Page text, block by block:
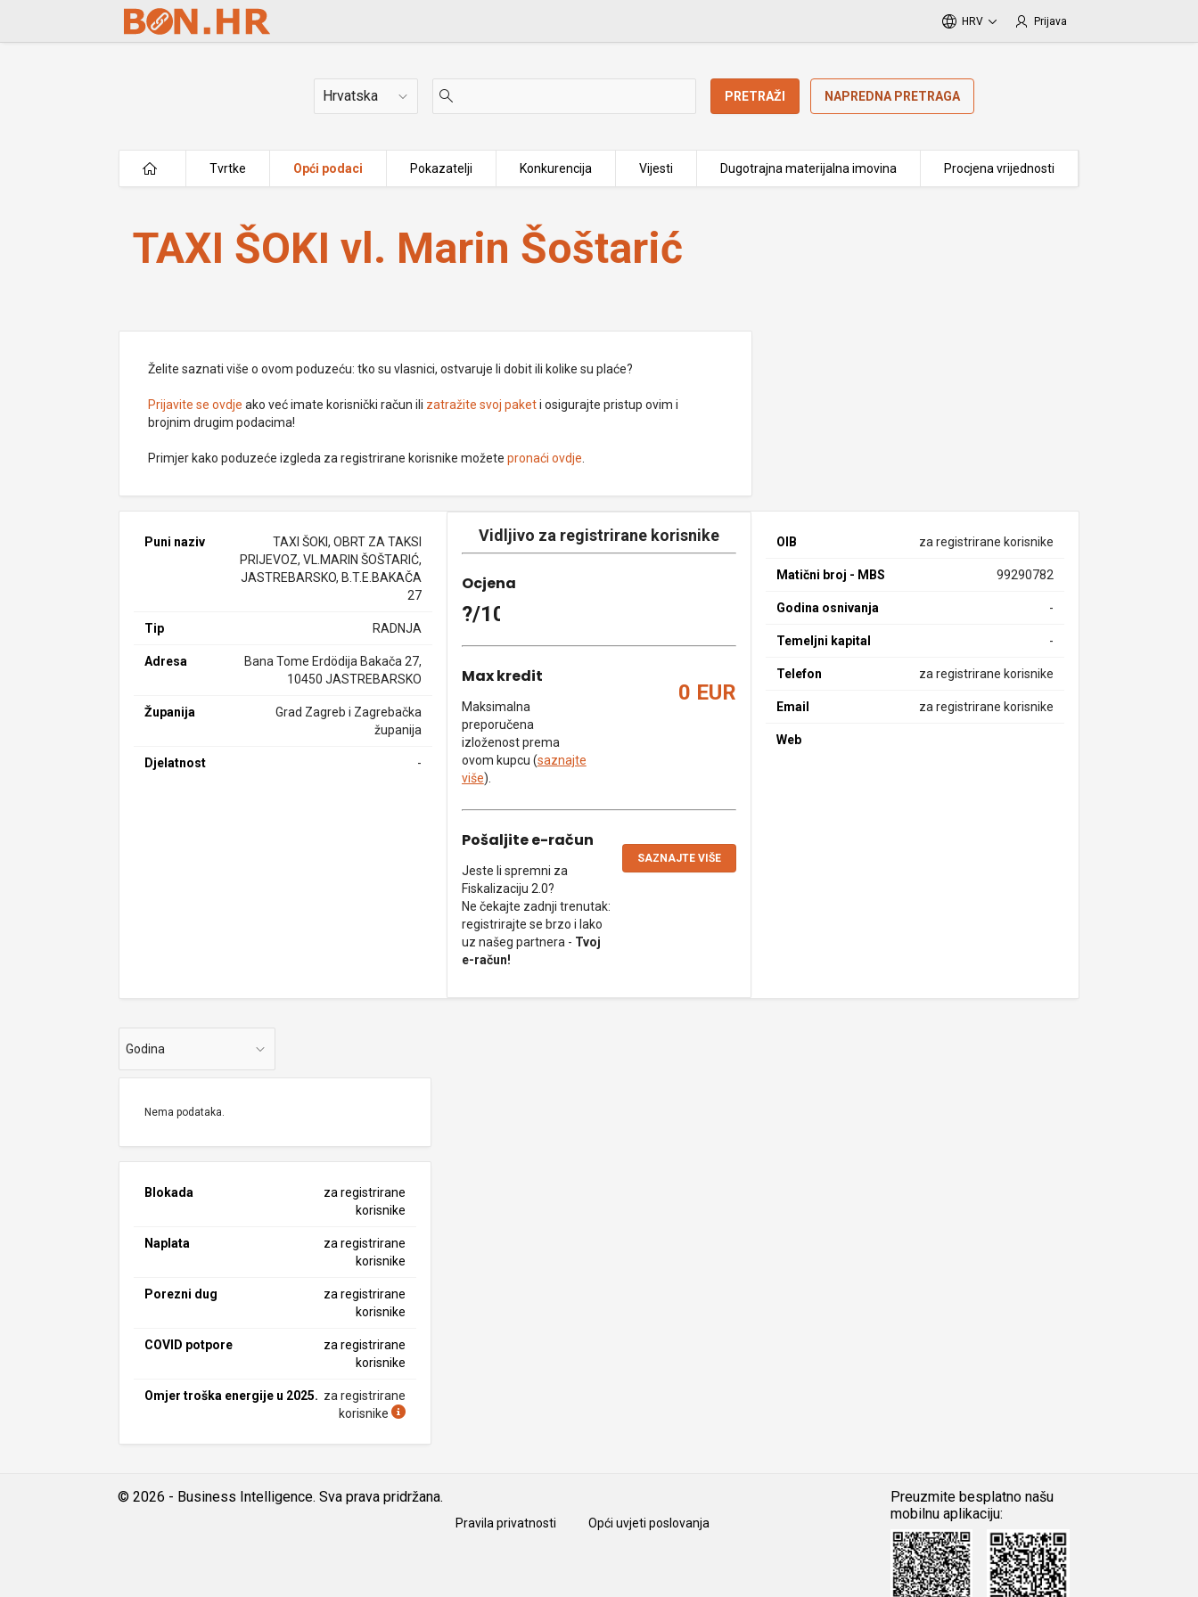
Skip to Main Content
HRV Prijava
Država PRETRAŽI NAPREDNA PRETRAGA
Tvrtke Opći podaci Pokazatelji Konkurencija Vijesti Dugotrajna materijalna imovina Procjena vrijednosti
TAXI ŠOKI vl. Marin Šoštarić
TAXI ŠOKI vl. Marin Šoštarić
Želite saznati više o ovom poduzeću: tko su vlasnici, ostvaruje li dobit ili kolike su plaće?
Prijavite se ovdje ako već imate korisnički račun ili zatražite svoj paketi osigurajte pristup ovim i
brojnim drugim podacima!
Primjer kako poduzeće izgleda za registrirane korisnike možetepronaći ovdje
Puni naziv
TAXI ŠOKI, OBRT ZA TAKSI
PRIJEVOZ, VL.MARIN ŠOŠTARIĆ,
JASTREBARSKO, B.T.E.BAKAČA
27
Tip RADNJA
Adresa
Bana Tome Erdödija Bakača 27,
10450 JASTREBARSKO
Županija
Grad Zagreb i Zagrebačka
županija
Djelatnost -
Vidljivo za registrirane korisnike
Ocjena
?/10
Max kredit
Maksimalna
preporučena
izloženost prema
ovom kupcu (saznajte
više).
0 EUR
Pošaljite e-račun
Jeste li spremni za
Fiskalizaciju 2.0?
Ne čekajte zadnji trenutak:
registrirajte se brzo i lako
uz našeg partnera - Tvoj
e-račun!
SAZNAJTE VIŠE
OIB za registrirane korisnike
Matični broj - MBS 99290782
Godina osnivanja -
Temeljni kapital -
Telefon za registrirane korisnike
Email za registrirane korisnike
Web
Godina
Nema podataka.
Blokada
za registrirane
korisnike
Naplata
za registrirane
korisnike
Porezni dug
za registrirane
korisnike
COVID potpore
za registrirane
korisnike
Omjer troška energije u 2025. za registrirane
korisnike
© 2026 - Business Intelligence. Sva prava pridržana.
Pravila privatnosti Opći uvjeti poslovanja
Preuzmite besplatno našu
mobilnu aplikaciju:
Android iOS